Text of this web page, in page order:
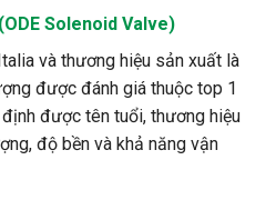
Solenoid Valve)
và thương hiệu sản xuất là
được đánh giá thuộc top 1
được tên tuổi, thương hiệu
độ bền và khả năng vận